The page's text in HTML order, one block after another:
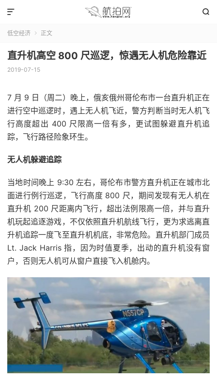


低空经济  正文
直升机高空 800 尺巡逻，惊遇无人机危险靠近
2019-07-15
​7 月 9 日（周二）晚上，俄亥俄州哥伦布市一台直升机正在
进行空中巡逻时，遇上无人机飞近，警方判断当时无人机飞
行高度超出 400 尺限高一倍有多，更试图躲避直升机追
踪，飞行路径险象环生。
无人机躲避追踪
当地时间晚上 9:30 左右，哥伦布市警方直升机正在城市北
面进行例行巡逻，飞行高度 800 尺，期间发现有无人机在
直升机 200 尺距离内飞行，超出法例限高一倍，并与直升
机玩起追逐游戏，不仅依照直升机航线飞行，更为求逃离直
升机追踪一度飞至直升机机底，非常危险。直升机部门成员
Lt. Jack Harris 指，因为时值夏季，出动的直升机没有窗
户，否则无人机可从窗户直接飞入机舱内。